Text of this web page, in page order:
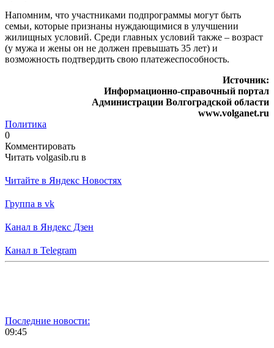
Напомним, что участниками подпрограммы могут быть
семьи, которые признаны нуждающимися в улучшении
жилищных условий. Среди главных условий также – возраст
(у мужа и жены он не должен превышать 35 лет) и
возможность подтвердить свою платежеспособность.
Источник:
Информационно-справочный портал
Администрации Волгоградской области
www.volganet.ru
Политика
0
Комментировать
Читать volgasib.ru в
Читайте в Яндекс Новостях
Группа в vk
Канал в Яндекс Дзен
Канал в Telegram
Последние новости:
09:45